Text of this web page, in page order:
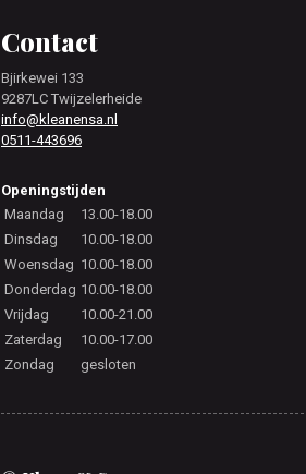
Contact
Bjirkewei 133
9287LC Twijzelerheide
info@kleanensa.nl
0511-443696
Openingstijden
Maandag
13.00-18.00
Dinsdag
10.00-18.00
Woensdag 10.00-18.00
Donderdag 10.00-18.00
Vrijdag
10.00-21.00
Zaterdag
10.00-17.00
Zondag
gesloten